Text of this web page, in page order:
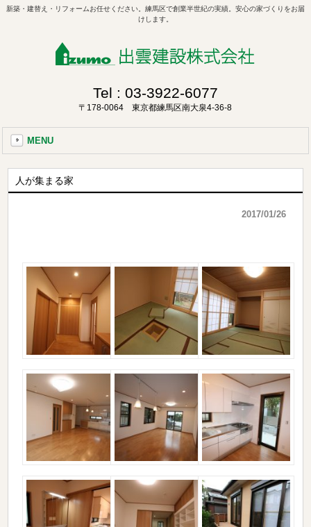
新築・建替え・リフォームお任せください。練馬区で創業半世紀の実績。安心の家づくりをお届
けします。
Tel : 03-3922-6077
〒178-0064 東京都練馬区南大泉4-36-8
MENU
人が集まる家
2017/01/26